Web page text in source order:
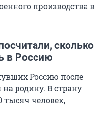
производства в
сколько
в Россию
Россию после
родину. В страну
тысяч человек,